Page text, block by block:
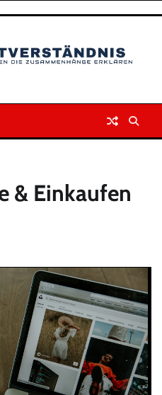
& Einkaufen